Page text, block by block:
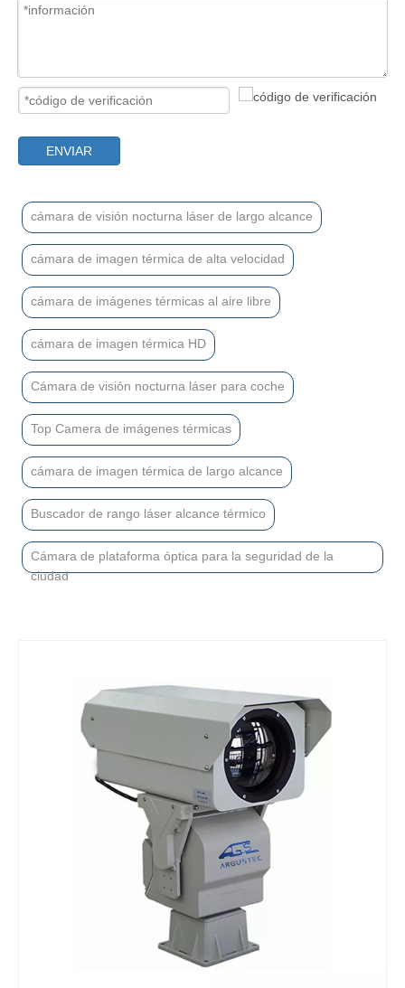
ENVIAR
cámara de visión nocturna láser de largo alcance
cámara de imagen térmica de alta velocidad
cámara de imágenes térmicas al aire libre
cámara de imagen térmica HD
Cámara de visión nocturna láser para coche
Top Camera de imágenes térmicas
cámara de imagen térmica de largo alcance
Buscador de rango láser alcance térmico
Cámara de plataforma óptica para la seguridad de la
ciudad